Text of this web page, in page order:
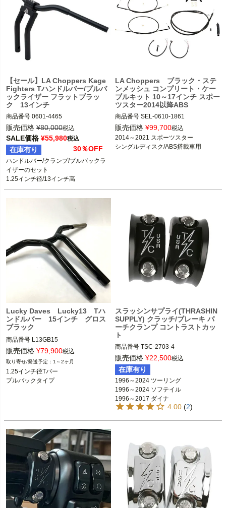
【セール】LA Choppers Kage
Fighters Tハンドルバー/プルバ
ックライザー フラットブラッ
ク 13インチ
商品番号 0601-4465
M型番：LA-7336-10M
スポーツスター、ダイナ、ソフテイ
ル、ツーリング
電子制御スロットル用。
※ケーブルスロットル用に使用する際
は、ハンドルバープラグ（0634-033
1）で、切りかきを塞いでください。
販売価格 ¥80,000税込
SALE価格 ¥55,980税込
在庫有り 30％OFF
ハンドルバー/クランプ/プルバックラ
イザーのセット
1.25インチ径/13インチ高
LA Choppers ブラック・ステ
ンメッシュ コンプリート・ケー
ブルキット 10～17インチ スポー
ツスター2014以降ABS
商品番号 SEL-0610-1861
※シングルディスク/ABS搭載車用
載
販売価格 ¥99,700税込
2014～2021 スポーツスター
シングルディスク/ABS搭載車用
Lucky Daves Lucky13 Tハ
ンドルバー 15インチ グロス
ブラック
商品番号 L13GB15
Lucky Daves（ラッキーデイブス）
販売価格 ¥79,900税込
1～2ヶ月
1.25インチ径Tバー
プルバックタイプ
スラッシンサプライ(THRASHIN
SUPPLY) クラッチ/ブレーキ パ
ーチクランプ コントラストカッ
ト
商品番号 TSC-2703-4
3OT：0615-0327
Thrashin Supply（スラッシンサプラ
イ）
販売価格 ¥22,500税込
在庫有り
1996～2024 ツーリング
1996～2024 ソフテイル
1996～2017 ダイナ
1996～2003 スポーツスター
4.00 (2)